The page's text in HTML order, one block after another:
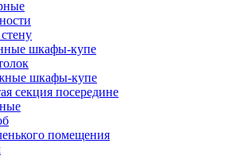
шкафы-купе
шкафы-купе
секция посередине
помещения